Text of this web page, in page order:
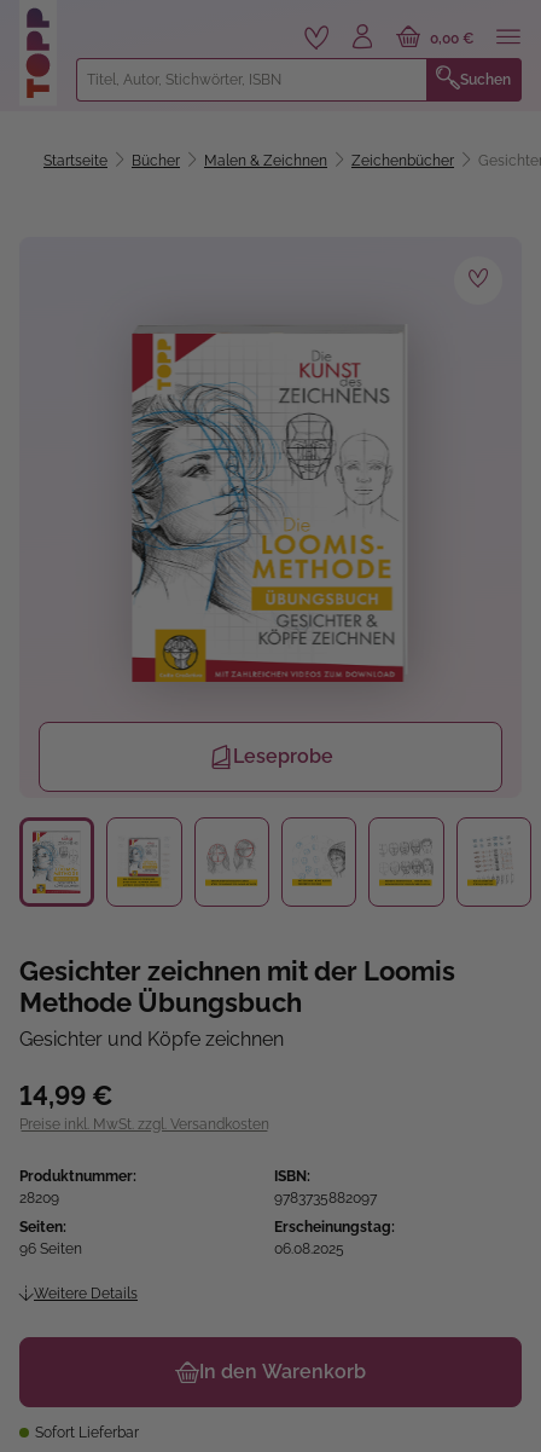
springen
Suchen
0,00 €
Startseite Bücher Malen & Zeichnen Zeichenbücher
Leseprobe
Gesichter zeichnen mit der Loomis
Methode Übungsbuch
Gesichter und Köpfe zeichnen
14,99 €
Preise inkl. MwSt. zzgl. Versandkosten
Produktnummer:
28209
ISBN:
9783735882097
Seiten:
96 Seiten
Erscheinungstag:
06.08.2025
Weitere Details
In den Warenkorb
Sofort Lieferbar